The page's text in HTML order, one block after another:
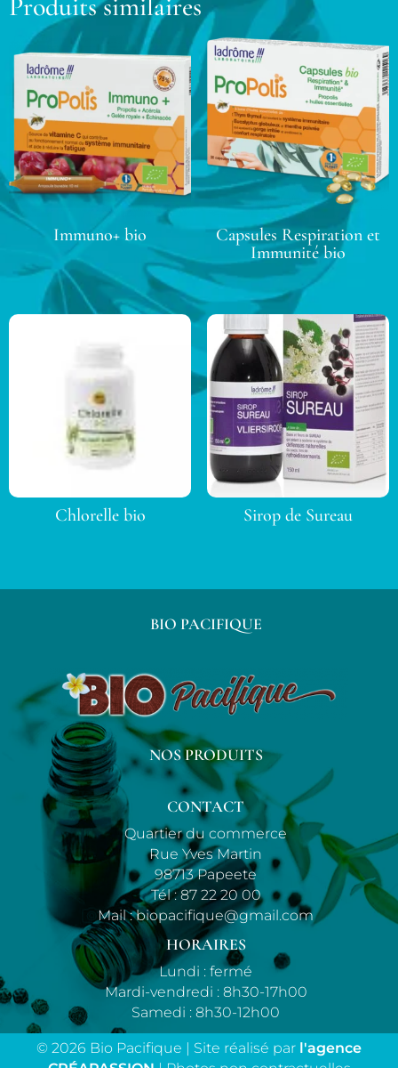
Immuno+ bio
Capsules Respiration et
Immunité bio
Chlorelle bio Sirop de Sureau
BIO PACIFIQUE
NOS PRODUITS
CONTACT
Quartier du commerce
Rue Yves Martin
98713 Papeete
Tél :87 22 20 00
Mail :biopacifique@gmail.com
HORAIRES
Lundi : fermé
Mardi-vendredi : 8h30-17h00
Samedi : 8h30-12h00
© 2026 Bio Pacifique | Site réalisé par l'agence